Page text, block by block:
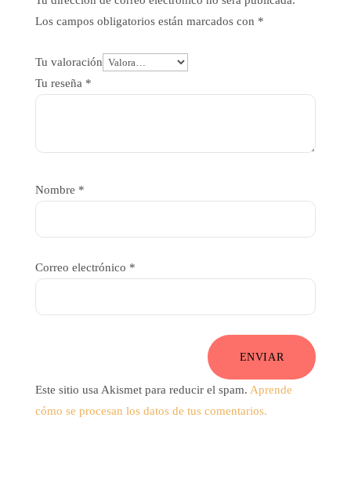
Los campos obligatorios están marcados con *
Tu valoración
Tu reseña *
Nombre *
Correo electrónico *
ENVIAR
Este sitio usa Akismet para reducir el spam. Aprende
cómo se procesan los datos de tus comentarios.